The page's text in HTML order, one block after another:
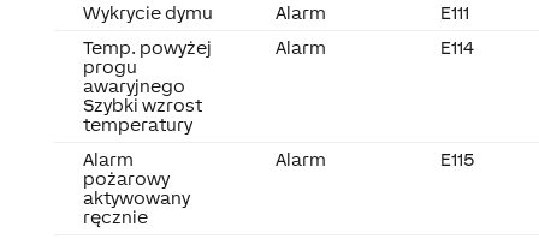
Wykrycie dymu Alarm
E111
Temp. powyżej
progu
awaryjnego
Szybki wzrost
temperatury
Alarm E114
Alarm
pożarowy
aktywowany
ręcznie
Alarm E115